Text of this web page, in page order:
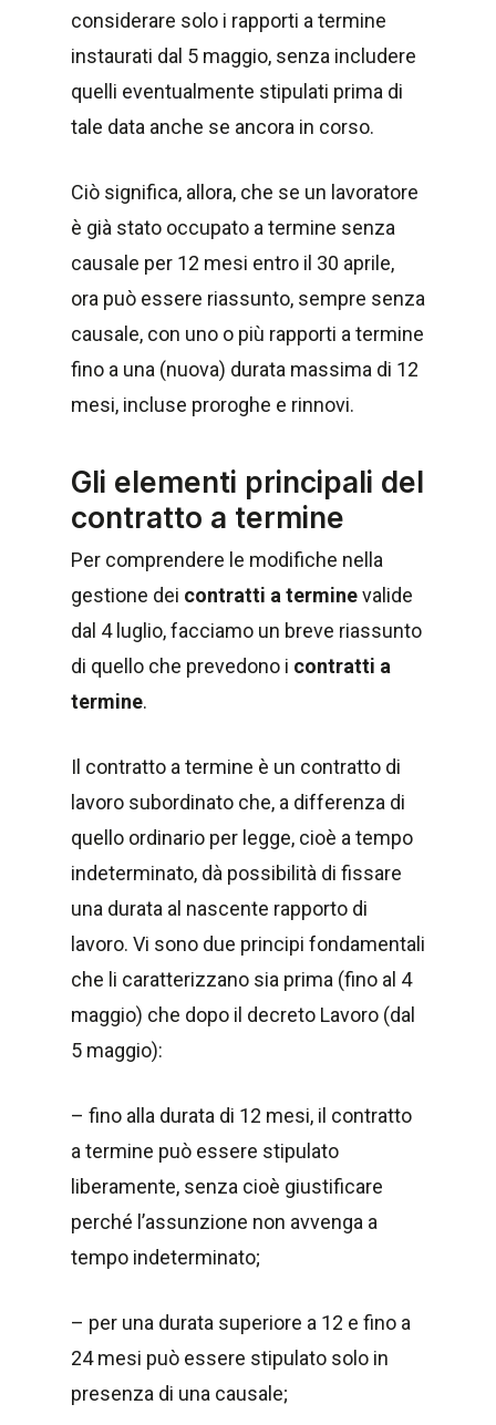
considerare solo i rapporti a termine
instaurati dal 5 maggio, senza includere
quelli eventualmente stipulati prima di
tale data anche se ancora in corso.
Ciò significa, allora, che se un lavoratore
è già stato occupato a termine senza
causale per 12 mesi entro il 30 aprile,
ora può essere riassunto, sempre senza
causale, con uno o più rapporti a termine
fino a una (nuova) durata massima di 12
mesi, incluse proroghe e rinnovi.
Gli elementi principali del
contratto a termine
Per comprendere le modifiche nella
gestione dei contratti a terminevalide
dal 4 luglio, facciamo un breve riassunto
di quello che prevedono i contratti a
termine.
Il contratto a termine è un contratto di
lavoro subordinato che, a differenza di
quello ordinario per legge, cioè a tempo
indeterminato, dà possibilità di fissare
una durata al nascente rapporto di
lavoro. Vi sono due principi fondamentali
che li caratterizzano sia prima (fino al 4
maggio) che dopo il decreto Lavoro (dal
5 maggio):
– fino alla durata di 12 mesi, il contratto
a termine può essere stipulato
liberamente, senza cioè giustificare
perché l’assunzione non avvenga a
tempo indeterminato;
– per una durata superiore a 12 e fino a
24 mesi può essere stipulato solo in
presenza di una causale;